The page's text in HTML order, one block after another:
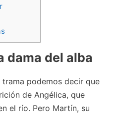
dama del alba
podemos decir que
de Angélica, que
el río. Pero Martín, su